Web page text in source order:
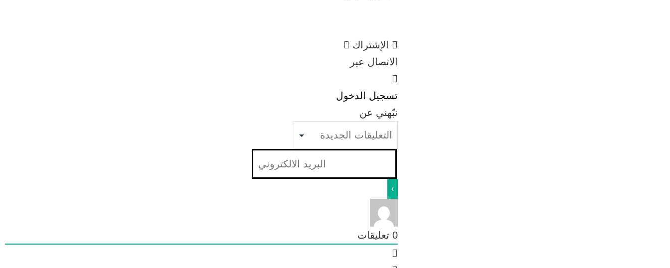
الإشتراك
الاتصال عبر
تسجيل الدخول
نبّهني عن
0 تعليقات